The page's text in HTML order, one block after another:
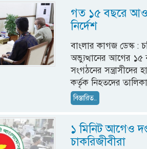
গত ১৫ বছরে
নির্দেশ
বাংলার কাগজ ডেস্ক :
অভ্যুত্থানের আগের ১৫
সংগঠনের সন্ত্রাসীদের
কর্তৃক নিহতদের তালিকা
বিস্তারিত..
১ মিনিট আগেও
চাকরিজীবীরা